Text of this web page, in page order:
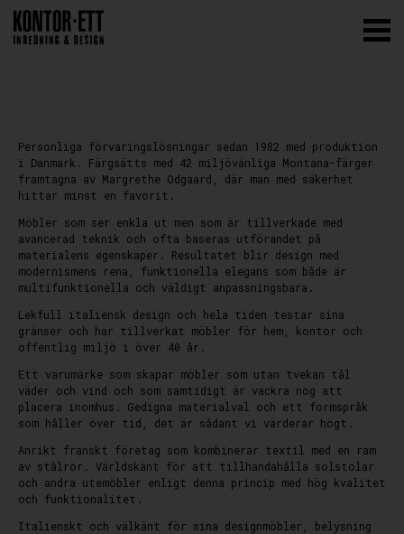
Personliga förvaringslösningar sedan 1982 med produktion
i Danmark. Färgsätts med 42 miljövänliga Montana-färger
framtagna av Margrethe Odgaard, där man med säkerhet
hittar minst en favorit.
Möbler som ser enkla ut men som är tillverkade med
avancerad teknik och ofta baseras utförandet på
materialens egenskaper. Resultatet blir design med
modernismens rena, funktionella elegans som både är
multifunktionella och väldigt anpassningsbara.
Lekfull italiensk design och hela tiden testar sina
gränser och har tillverkat möbler för hem, kontor och
offentlig miljö i över 40 år.
Ett varumärke som skapar möbler som utan tvekan tål
väder och vind och som samtidigt är vackra nog att
placera inomhus. Gedigna materialval och ett formspråk
som håller över tid, det är sådant vi värderar högt.
Anrikt franskt företag som kombinerar textil med en ram
av stålrör. Världskänt för att tillhandahålla solstolar
och andra utemöbler enligt denna princip med hög kvalitet
och funktionalitet.
Italienskt och välkänt för sina designmöbler, belysning